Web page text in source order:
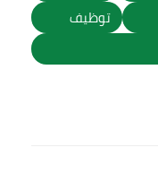
توظيف